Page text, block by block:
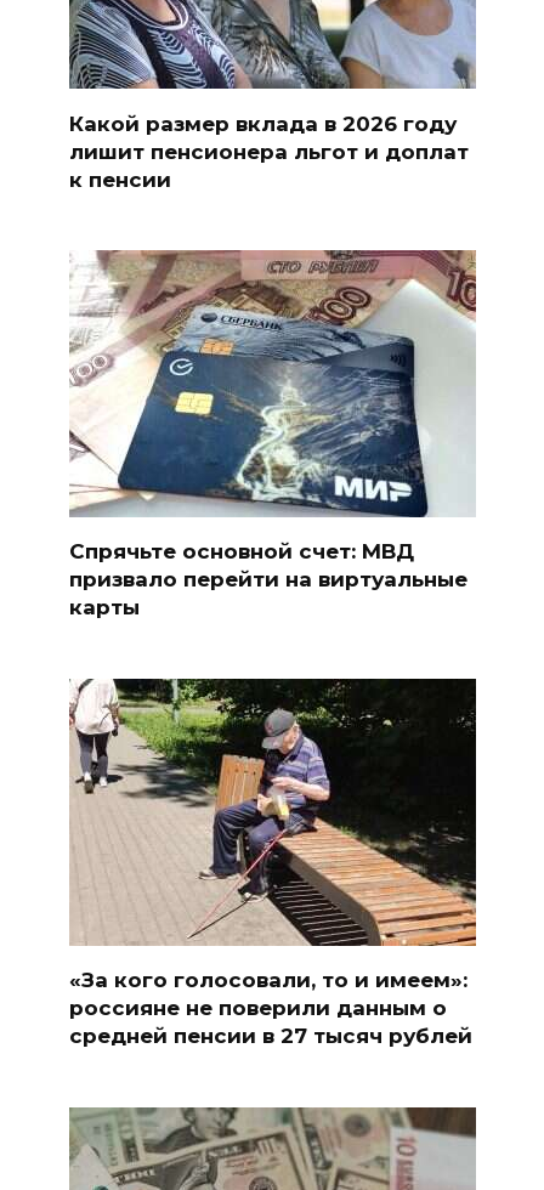
Какой размер вклада в 2026 году
лишит пенсионера льгот и доплат
к пенсии
Спрячьте основной счет: МВД
призвало перейти на виртуальные
карты
«За кого голосовали, то и имеем»:
россияне не поверили данным о
средней пенсии в 27 тысяч рублей